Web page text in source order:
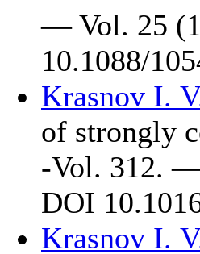
— Vol. 25
10.1088/10
Krasnov I.
of strongly
-Vol. 312. —
DOI
Krasnov I.